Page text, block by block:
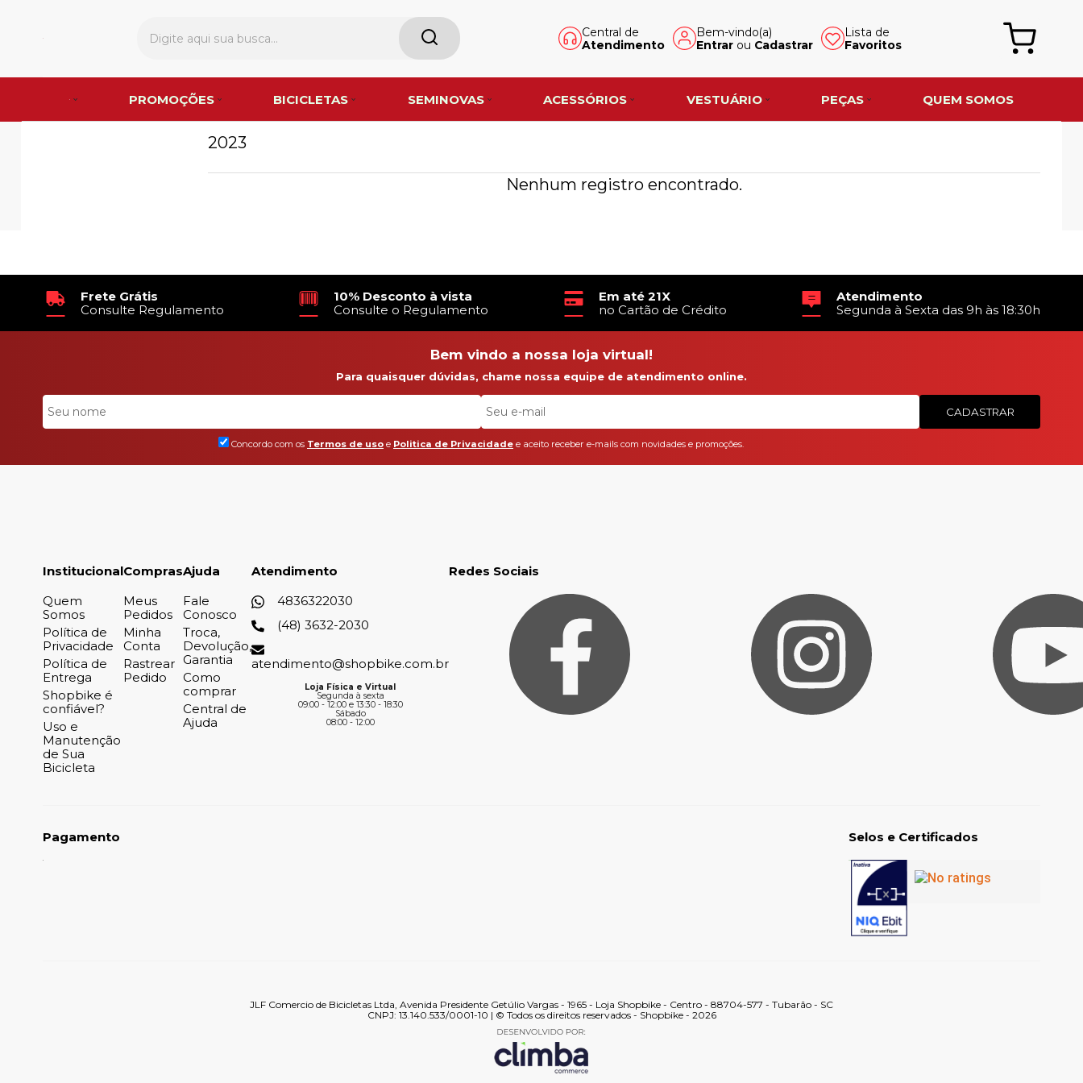
Central de
Atendimento
Bem-vindo(a)
Entrarou Cadastrar
Lista de
Favoritos
PROMOÇÕES BICICLETAS SEMINOVAS ACESSÓRIOS VESTUÁRIO PEÇAS QUEM SOMOS
2023
Nenhum registro encontrado.
Frete Grátis
Consulte Regulamento
10% Desconto à vista
Consulte o Regulamento
Em até 21X
no Cartão de Crédito
Atendimento
Segunda à Sexta das 9h às 18:30h
Bem vindo a nossa loja virtual!
Para quaisquer dúvidas, chame nossa equipe de atendimento online.
Concordo com os Termos de uso e Politica de Privacidade e aceito receber e-mails com novidades e promoções.
CADASTRAR
Institucional
Quem
Somos
Política de
Privacidade
Política de
Entrega
Shopbike é
confiável?
Uso e
Manutenção
de Sua
Bicicleta
Compras
Meus
Pedidos
Minha
Conta
Rastrear
Pedido
Ajuda
Fale
Conosco
Troca,
Devolução,
Garantia
Como
comprar
Central de
Ajuda
Atendimento
4836322030
(48) 3632-2030
atendimento@shopbike.com.br
Loja Física e Virtual
Segunda à sexta
09:00 - 12:00 e 13:30 - 18:30
Sábado
08:00 - 12:00
Redes Sociais
Pagamento Selos e Certificados
JLF Comercio de Bicicletas Ltda, Avenida Presidente Getúlio Vargas - 1965 - Loja Shopbike - Centro - 88704-577 - Tubarão - SC
CNPJ: 13.140.533/0001-10 | © Todos os direitos reservados - Shopbike - 2026